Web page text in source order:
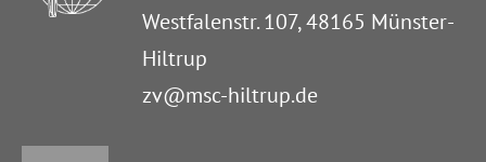
Westfalenstr. 107, 48165 Münster-
Hiltrup
zv@msc-hiltrup.de